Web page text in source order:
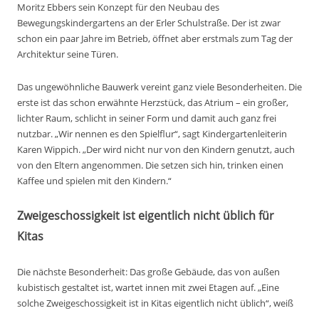
Moritz Ebbers sein Konzept für den Neubau des
Bewegungskindergartens an der Erler Schulstraße. Der ist zwar
schon ein paar Jahre im Betrieb, öffnet aber erstmals zum Tag der
Architektur seine Türen.
Das ungewöhnliche Bauwerk vereint ganz viele Besonderheiten. Die
erste ist das schon erwähnte Herzstück, das Atrium – ein großer,
lichter Raum, schlicht in seiner Form und damit auch ganz frei
nutzbar. „Wir nennen es den Spielflur“, sagt Kindergartenleiterin
Karen Wippich. „Der wird nicht nur von den Kindern genutzt, auch
von den Eltern angenommen. Die setzen sich hin, trinken einen
Kaffee und spielen mit den Kindern.“
Zweigeschossigkeit ist eigentlich nicht üblich für
Kitas
Die nächste Besonderheit: Das große Gebäude, das von außen
kubistisch gestaltet ist, wartet innen mit zwei Etagen auf. „Eine
solche Zweigeschossigkeit ist in Kitas eigentlich nicht üblich“, weiß